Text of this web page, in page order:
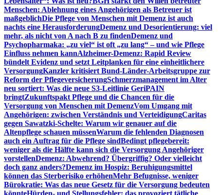
Menschen: Ablehnung eines Angehörigen als Betreuer ist
maßgeblichDie Pflege von Menschen mit Demenz ist auch
nachts eine HerausforderungDemenz und Desorientierung: viel
mehr, als nicht von A nach B zu findenDemenz und
Psychopharmaka: „zu viel“ ist oft „zu lang“ – und wie Pflege
Einfluss nehmen kannAlzheimer-Demenz: Rapid Review
bündelt Evidenz und setzt Leitplanken für eine einheitlichere
VersorgungKanzler kritisiert Bund-Länder-Arbeitsgruppe zur
Reform der PflegeversicherungSchmerzmanagement im Alter
neu sortiert: Was die neue S3-Leitlinie GeriPAIN
bringtZukunftspakt Pflege und die Chancen für die
Versorgung von Menschen mit DemenzVom Umgang mit
Angehörigen: zwischen Verständnis und VerteidigungCaritas
gegen Sawatzki-Schelte: Warum wir genauer auf die
Altenpflege schauen müssenWarum die fehlenden Diagnosen
auch ein Auftrag für die Pflege sindBedingt pflegebereit:
weniger als die Hälfte kann sich die Versorgung Angehöriger
vorstellenDemenz: Abwehrend? Übergriffig? Oder vielleicht
doch ganz anders?Demenz im Hospiz: Beruhigungsmittel
können das Sterberisiko erhöhenMehr Befugnisse, weniger
Bürokratie: Was das neue Gesetz für die Versorgung bedeuten